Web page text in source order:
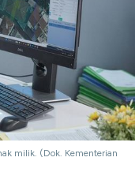
milik. (Dok. Kementerian